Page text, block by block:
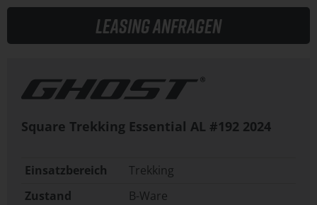
Leasing anfragen
Square Trekking Essential AL #192 2024
Einsatzbereich
Trekking
Zustand
B-Ware